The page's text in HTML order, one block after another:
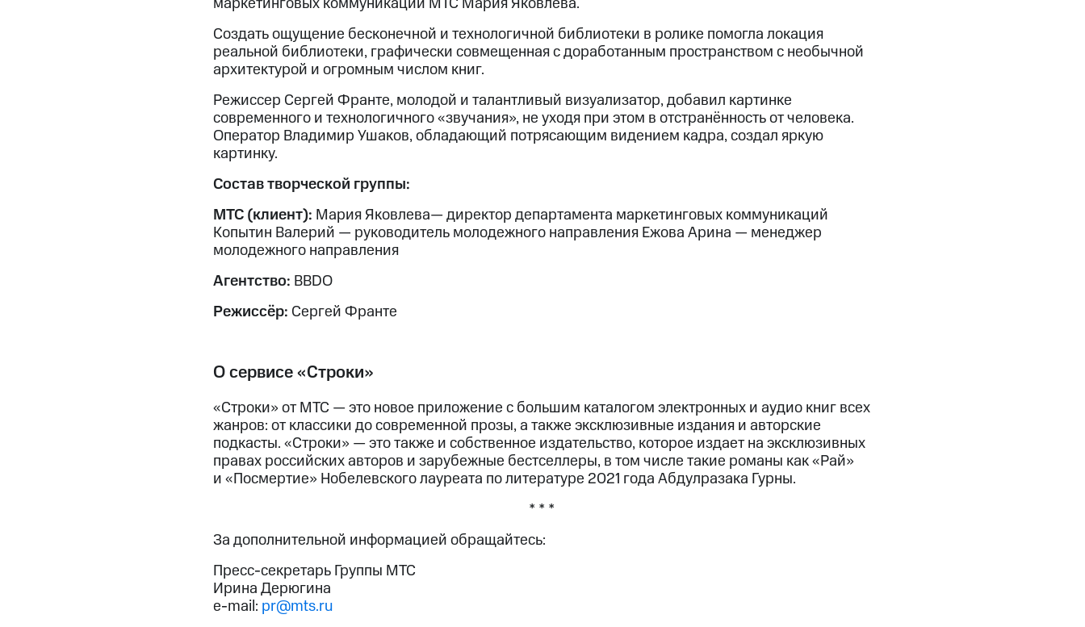
Создать ощущение бесконечной и технологичной библиотеки в ролике помогла локация
реальной библиотеки, графически совмещенная с доработанным пространством с необычной
архитектурой и огромным числом книг.
Режиссер Сергей Франте, молодой и талантливый визуализатор, добавил картинке
современного и технологичного «звучания», не уходя при этом в отстранённость от человека.
Оператор Владимир Ушаков, обладающий потрясающим видением кадра, создал яркую
картинку.
Состав творческой группы:
МТС (клиент): Мария Яковлева— директор департамента маркетинговых коммуникаций
Копытин Валерий — руководитель молодежного направления Ежова Арина — менеджер
молодежного направления
Агентство: BBDO
Режиссёр: Сергей Франте
О сервисе «Строки»
«Строки» от МТС — это новое приложение с большим каталогом электронных и аудио книг всех
жанров: от классики до современной прозы, а также эксклюзивные издания и авторские
подкасты. «Строки» — это также и собственное издательство, которое издает на эксклюзивных
правах российских авторов и зарубежные бестселлеры, в том числе такие романы как «Рай»
и «Посмертие» Нобелевского лауреата по литературе 2021 года Абдулразака Гурны.
* * *
За дополнительной информацией обращайтесь:
Пресс-секретарь Группы МТС
Ирина Дерюгина
e-mail: pr@mts.ru